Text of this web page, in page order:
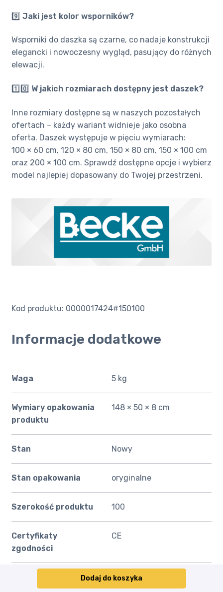
9️⃣ Jaki jest kolor wsporników?
Wsporniki do daszka są czarne, co nadaje konstrukcji
elegancki i nowoczesny wygląd, pasujący do różnych
elewacji.
1️⃣0️⃣ W jakich rozmiarach dostępny jest daszek?
Inne rozmiary dostępne są w naszych pozostałych
ofertach – każdy wariant widnieje jako osobna
oferta. Daszek występuje w pięciu wymiarach:
100 × 60 cm, 120 × 80 cm, 150 × 80 cm, 150 × 100 cm
oraz 200 × 100 cm. Sprawdź dostępne opcje i wybierz
model najlepiej dopasowany do Twojej przestrzeni.
Kod produktu: 0000017424#150100
Informacje dodatkowe
Waga 5 kg
Wymiary opakowania
produktu
148 × 50 × 8 cm
Stan Nowy
Stan opakowania oryginalne
Szerokość produktu 100
Certyfikaty
zgodności
CE
DASZEK NAD DRZWI
ZADASZENIE OKNO
Dodaj do koszyka